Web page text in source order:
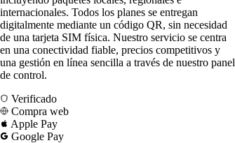
internacionales. Todos los planes se entregan
digitalmente mediante un código QR, sin necesidad
de una tarjeta SIM física. Nuestro servicio se centra
en una conectividad fiable, precios competitivos y
una gestión en línea sencilla a través de nuestro panel
de control.
Verificado
Compra web
Apple Pay
Google Pay